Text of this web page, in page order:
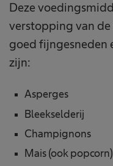
Deze
verstopping van de
goed fijngesneden
zijn:
Asperges
Bleekselderij
Champignons
Mais (ook popcorn)